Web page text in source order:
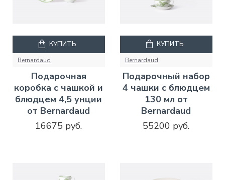
Bernardaud
Подарочная
коробка с чашкой и
блюдцем 4,5 унции
от Bernardaud
16675 руб.
КУПИТЬ
Bernardaud
Подарочный набор
4 чашки с блюдцем
130 мл от
Bernardaud
55200 руб.
КУПИТЬ